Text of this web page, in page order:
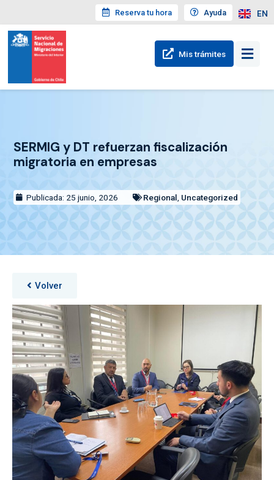
Reserva tu hora Ayuda EN
Mis trámites
SERMIG y DT refuerzan fiscalización
migratoria en empresas
Publicada: 25 junio, 2026 Regional, Uncategorized
Volver